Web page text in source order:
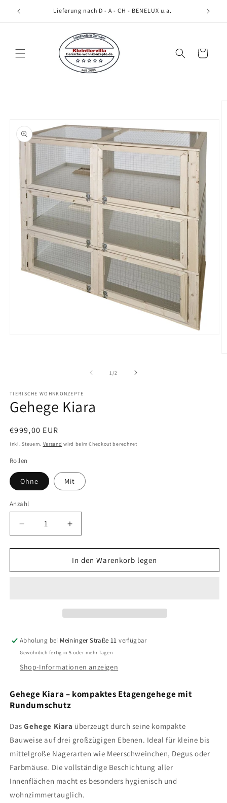
zum
Lieferung nach D - A - CH - BENELUX u.a.
Warenkorb
1/von
2
TIERISCHE WOHNKONZEPTE
Gehege Kiara
Normaler
Preis
€999,00 EUR
Inkl. Steuern. Versand wird beim Checkout berechnet
Rollen
Ohne Mit
Anzahl
Verringere
die
Menge
Gehege
Erhöhe
die
Menge
für
Gehege
In den Warenkorb legen
Abholung bei Meininger Straße 11 verfügbar
Gewöhnlich fertig in 5 oder mehr Tagen
Shop-Informationen anzeigen
Gehege Kiara – kompaktes Etagengehege mit
Rundumschutz
DasGehege Kiara überzeugt durch seine kompakte
Bauweise auf drei großzügigen Ebenen. Ideal für kleine bis
mittelgroße Nagerarten wie Meerschweinchen, Degus oder
Farbmäuse. Die vollständige Beschichtung aller
Innenflächen macht es besonders hygienisch und
wohnzimmertauglich.